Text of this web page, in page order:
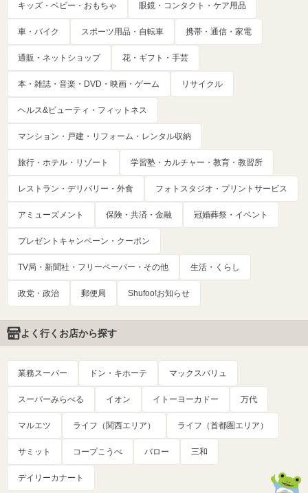
キッズ・ベビー・おもちゃ 眼鏡・コンタクト・ケア用品
車・バイク スポーツ用品・自転車 携帯・通信・家電
通販・ネットショップ 花・ギフト・手芸
本・雑誌・音楽・DVD・映画・ゲーム リサイクル
ヘルス&ビューティ・フィットネス
マンション・戸建・リフォーム・レンタル収納
旅行・ホテル・リゾート 学習塾・カルチャー・教育・教習所
レストラン・デリバリー・外食 フォトスタジオ・プリントサービス
アミューズメント 保険・共済・金融 冠婚葬祭・イベント
プレゼントキャンペーン・クーポン
TV局・新聞社・フリーペーパー・その他 生活・くらし
政党・政治 郵便局 Shufoo!お知らせ
よく行くお店から探す
業務スーパー ドン・キホーテ マックスバリュ
スーパーみらべる イオン イトーヨーカドー 万代
マルエツ ライフ（関西エリア） ライフ（首都圏エリア）
サミット コープこうべ バロー 三和
デイリーカナート